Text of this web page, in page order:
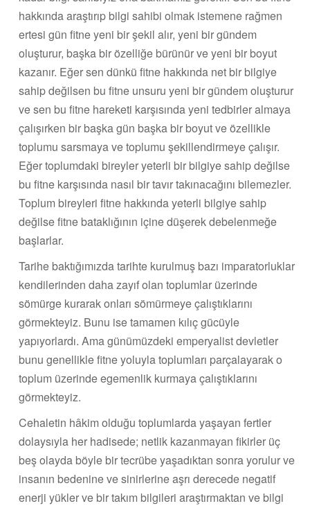
hakkında araştırıp bilgi sahibi olmak istemene rağmen
ertesi gün fitne yeni bir şekil alır, yeni bir gündem
oluşturur, başka bir özelliğe bürünür ve yeni bir boyut
kazanır. Eğer sen dünkü fitne hakkında net bir bilgiye
sahip değilsen bu fitne unsuru yeni bir gündem oluşturur
ve sen bu fitne hareketi karşısında yeni tedbirler almaya
çalışırken bir başka gün başka bir boyut ve özellikle
toplumu sarsmaya ve toplumu şekillendirmeye çalışır.
Eğer toplumdaki bireyler yeterli bir bilgiye sahip değilse
bu fitne karşısında nasıl bir tavır takınacağını bilemezler.
Toplum bireyleri fitne hakkında yeterli bilgiye sahip
değilse fitne bataklığının içine düşerek debelenmeğe
başlarlar.
Tarihe baktığımızda tarihte kurulmuş bazı imparatorluklar
kendilerinden daha zayıf olan toplumlar üzerinde
sömürge kurarak onları sömürmeye çalıştıklarını
görmekteyiz. Bunu ise tamamen kılıç gücüyle
yapıyorlardı. Ama günümüzdeki emperyalist devletler
bunu genellikle fitne yoluyla toplumları parçalayarak o
toplum üzerinde egemenlik kurmaya çalıştıklarını
görmekteyiz.
Cehaletin hâkim olduğu toplumlarda yaşayan fertler
dolaysıyla her hadisede; netlik kazanmayan fikirler üç
beş olayda böyle bir tecrübe yaşadıktan sonra yorulur ve
insanın bedenine ve sinirlerine aşrı derecede negatif
enerji yükler ve bir takım bilgileri araştırmaktan ve bilgi